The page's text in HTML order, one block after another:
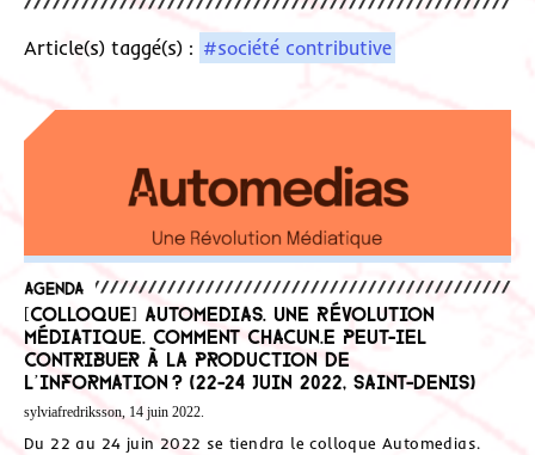
Article(s) taggé(s) : #société contributive
Agenda
[Colloque] Automedias. Une Révolution
Médiatique. Comment chacun.e peut-iel
contribuer à la production de
l’information ? (22-24 juin 2022, Saint-Denis)
sylviafredriksson, 14 juin 2022.
Du 22 au 24 juin 2022 se tiendra le colloque Automedias.